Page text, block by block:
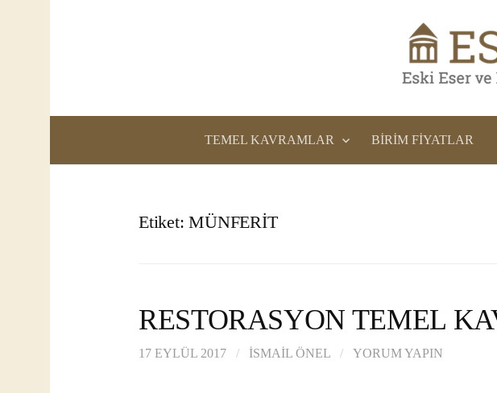
TEMEL KAVRAMLAR BIRIM FIYATLAR
Etiket:MÜNFERİT
RESTORASYON TEMEL
17 EYLÜL 2017 / İSMAIL ÖNEL / YORUM YAPIN